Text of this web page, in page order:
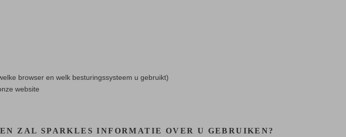
browser en welk besturingssysteem u gebruikt)
website
ZAL SPARKLES INFORMATIE OVER U GEBRUIKEN?